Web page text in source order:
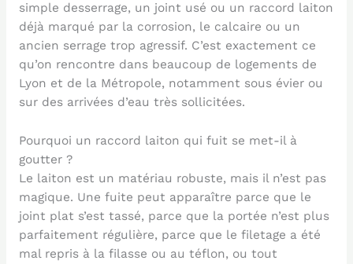
simple desserrage, un joint usé ou un raccord laiton
déjà marqué par la corrosion, le calcaire ou un
ancien serrage trop agressif. C’est exactement ce
qu’on rencontre dans beaucoup de logements de
Lyon et de la Métropole, notamment sous évier ou
sur des arrivées d’eau très sollicitées.
Pourquoi un raccord laiton qui fuit se met-il à
goutter ?
Le laiton est un matériau robuste, mais il n’est pas
magique. Une fuite peut apparaître parce que le
joint plat s’est tassé, parce que la portée n’est plus
parfaitement régulière, parce que le filetage a été
mal repris à la filasse ou au téflon, ou tout